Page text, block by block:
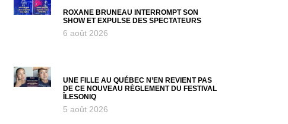
ROXANE BRUNEAU INTERROMPT SON
SHOW ET EXPULSE DES SPECTATEURS
6 août 2026
UNE FILLE AU QUÉBEC N’EN REVIENT PAS
DE CE NOUVEAU RÈGLEMENT DU FESTIVAL
ÎLESONIQ
5 août 2026